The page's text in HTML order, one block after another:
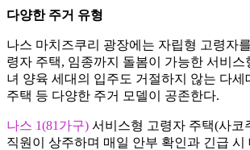
다양한 주거 유형
나스 마치즈쿠리 광장에는 자립형 고령자
령자 주택, 임종까지 돌봄이 가능한 서비스
녀 양육 세대의 입주도 거절하지 않는 다세
주택 등 다양한 주거 모델이 공존한다.
나스 1(81가구) 서비스형 고령자 주택(사코
직원이 상주하며 매일 안부 확인과 긴급 시